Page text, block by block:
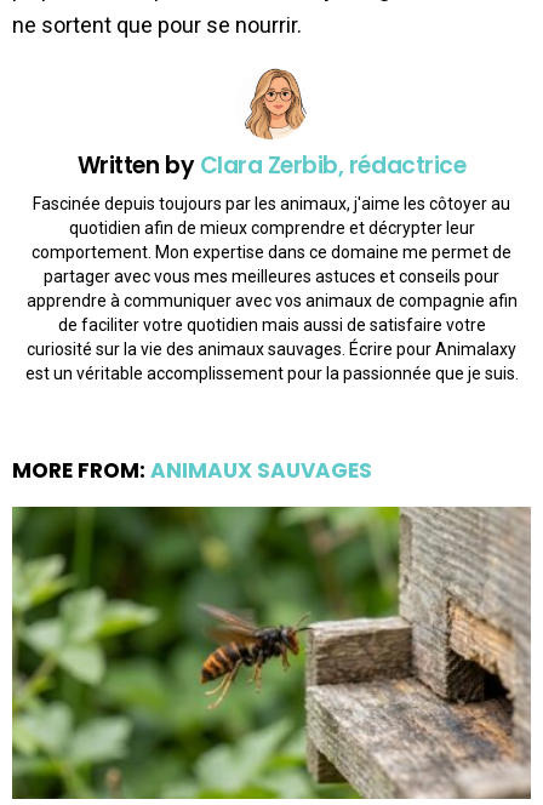
ne sortent que pour se nourrir.
Written byClara Zerbib, rédactrice
Fascinée depuis toujours par les animaux, j'aime les côtoyer au
quotidien afin de mieux comprendre et décrypter leur
comportement. Mon expertise dans ce domaine me permet de
partager avec vous mes meilleures astuces et conseils pour
apprendre à communiquer avec vos animaux de compagnie afin
de faciliter votre quotidien mais aussi de satisfaire votre
curiosité sur la vie des animaux sauvages. Écrire pour Animalaxy
est un véritable accomplissement pour la passionnée que je suis.
MORE FROM: ANIMAUX SAUVAGES